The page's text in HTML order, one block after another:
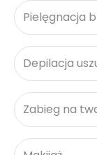
Pielęgnacja
Depilacja
Zabieg na